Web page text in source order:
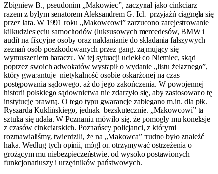
Zbigniew B., pseudonim „Makowiec”, zaczynał jako cinkciarz
razem z byłym senatorem Aleksandrem G. Ich przyjaźń ciągnęła się
przez lata. W 1991 roku „Makowcowi” zarzucono zarejestrowanie
kilkudziesięciu samochodów (luksusowych mercedesów, BMW i
audi) na fikcyjne osoby oraz nakłanianie do składania fałszywych
zeznań osób poszkodowanych przez gang, zajmujący się
wymuszeniem haraczu. W tej sytuacji uciekł do Niemiec, skąd
poprzez swoich adwokatów wystąpił o wydanie „listu żelaznego”,
który gwarantuje nietykalność osobie oskarżonej na czas
postępowania sądowego, aż do jego zakończenia. W powojennej
historii polskiego sądownictwa nie zdarzyło się, aby zastosowano tę
instytucję prawną. O tego typu gwarancje zabiegano m.in. dla płk.
Ryszarda Kuklińskiego, jednak bezskutecznie. „Makowcowi” ta
sztuka się udała. W Poznaniu mówiło się, że pomogły mu koneksje
z czasów cinkciarskich. Poznańscy policjanci, z którymi
rozmawialiśmy, twierdzili, że na „Makowca” trudno było znaleźć
haka. Według tych opinii, mógł on otrzymywać ostrzeżenia o
grożącym mu niebezpieczeństwie, od wysoko postawionych
funkcjonariuszy i urzędników państwowych.